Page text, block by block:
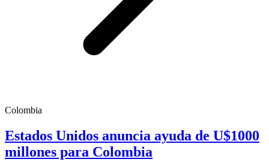
Colombia
Estados Unidos anuncia ayuda de U$1000
millones para Colombia